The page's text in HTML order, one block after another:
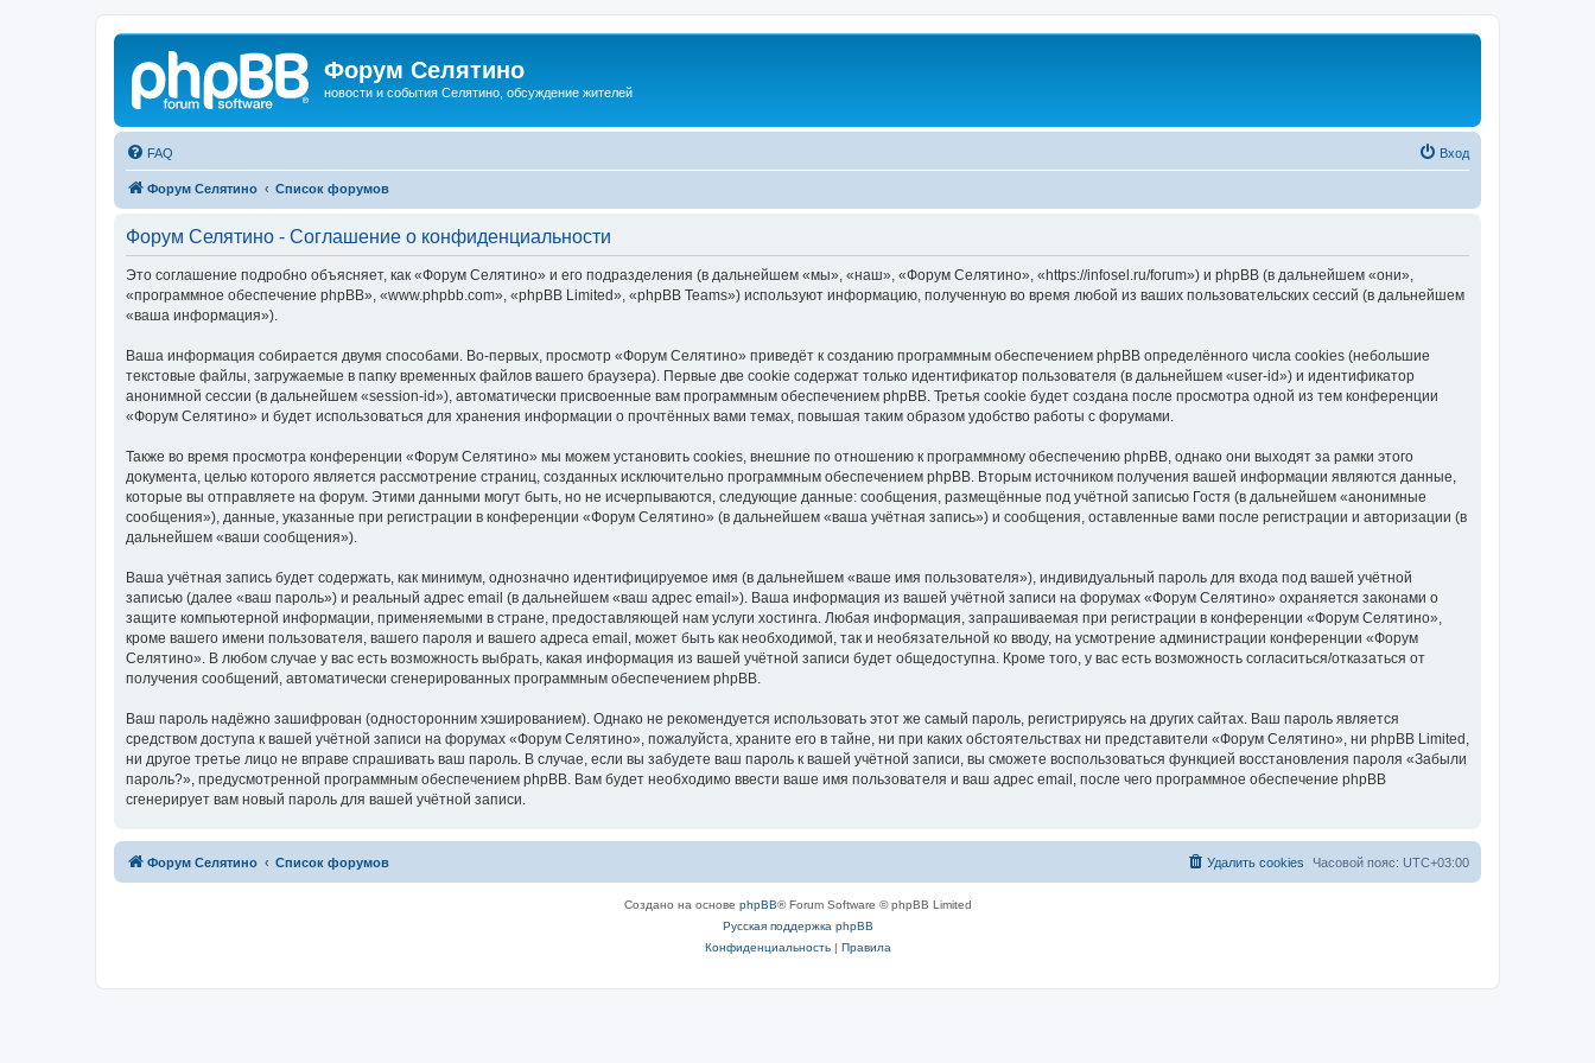
Форум Селятино
новости и события Селятино, обсуждение жителей
FAQ Вход
Форум Селятино Список форумов
Форум Селятино - Соглашение о конфиденциальности
Это соглашение подробно объясняет, как «Форум Селятино» и его подразделения (в дальнейшем «мы», «наш», «Форум Селятино», «https://infosel.ru/forum») и phpBB (в дальнейшем «они»,
«программное обеспечение phpBB», «www.phpbb.com», «phpBB Limited», «phpBB Teams») используют информацию, полученную во время любой из ваших пользовательских сессий (в дальнейшем
«ваша информация»).
Ваша информация собирается двумя способами. Во-первых, просмотр «Форум Селятино» приведёт к созданию программным обеспечением phpBB определённого числа cookies (небольшие
текстовые файлы, загружаемые в папку временных файлов вашего браузера). Первые две cookie содержат только идентификатор пользователя (в дальнейшем «user-id») и идентификатор
анонимной сессии (в дальнейшем «session-id»), автоматически присвоенные вам программным обеспечением phpBB. Третья cookie будет создана после просмотра одной из тем конференции
«Форум Селятино» и будет использоваться для хранения информации о прочтённых вами темах, повышая таким образом удобство работы с форумами.
Также во время просмотра конференции «Форум Селятино» мы можем установить cookies, внешние по отношению к программному обеспечению phpBB, однако они выходят за рамки этого
документа, целью которого является рассмотрение страниц, созданных исключительно программным обеспечением phpBB. Вторым источником получения вашей информации являются данные,
которые вы отправляете на форум. Этими данными могут быть, но не исчерпываются, следующие данные: сообщения, размещённые под учётной записью Гостя (в дальнейшем «анонимные
сообщения»), данные, указанные при регистрации в конференции «Форум Селятино» (в дальнейшем «ваша учётная запись») и сообщения, оставленные вами после регистрации и авторизации (в
дальнейшем «ваши сообщения»).
Ваша учётная запись будет содержать, как минимум, однозначно идентифицируемое имя (в дальнейшем «ваше имя пользователя»), индивидуальный пароль для входа под вашей учётной
записью (далее «ваш пароль») и реальный адрес email (в дальнейшем «ваш адрес email»). Ваша информация из вашей учётной записи на форумах «Форум Селятино» охраняется законами о
защите компьютерной информации, применяемыми в стране, предоставляющей нам услуги хостинга. Любая информация, запрашиваемая при регистрации в конференции «Форум Селятино»,
кроме вашего имени пользователя, вашего пароля и вашего адреса email, может быть как необходимой, так и необязательной ко вводу, на усмотрение администрации конференции «Форум
Селятино». В любом случае у вас есть возможность выбрать, какая информация из вашей учётной записи будет общедоступна. Кроме того, у вас есть возможность согласиться/отказаться от
получения сообщений, автоматически сгенерированных программным обеспечением phpBB.
Ваш пароль надёжно зашифрован (односторонним хэшированием). Однако не рекомендуется использовать этот же самый пароль, регистрируясь на других сайтах. Ваш пароль является
средством доступа к вашей учётной записи на форумах «Форум Селятино», пожалуйста, храните его в тайне, ни при каких обстоятельствах ни представители «Форум Селятино», ни phpBB Limited,
ни другое третье лицо не вправе спрашивать ваш пароль. В случае, если вы забудете ваш пароль к вашей учётной записи, вы сможете воспользоваться функцией восстановления пароля «Забыли
пароль?», предусмотренной программным обеспечением phpBB. Вам будет необходимо ввести ваше имя пользователя и ваш адрес email, после чего программное обеспечение phpBB
сгенерирует вам новый пароль для вашей учётной записи.
Форум Селятино Список форумов Часовой пояс: UTC+03:00
Удалить cookies
Создано на основе phpBB® Forum Software © phpBB Limited
Русская поддержка phpBB
Конфиденциальность| Правила